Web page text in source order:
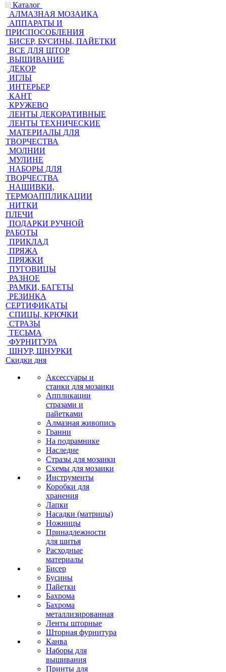
Каталог
АЛМАЗНАЯ МОЗАИКА
АППАРАТЫ И
ПРИСПОСОБЛЕНИЯ
БИСЕР, БУСИНЫ, ПАЙЕТКИ
ВСЕ ДЛЯ ШТОР
ВЫШИВАНИЕ
ДЕКОР
ИГЛЫ
ИНТЕРЬЕР
КАНТ
КРУЖЕВО
ЛЕНТЫ ДЕКОРАТИВНЫЕ
ЛЕНТЫ ТЕХНИЧЕСКИЕ
МАТЕРИАЛЫ ДЛЯ
ТВОРЧЕСТВА
МОЛНИИ
МУЛИНЕ
НАБОРЫ ДЛЯ
ТВОРЧЕСТВА
НАШИВКИ,
ТЕРМОАППЛИКАЦИИ
НИТКИ
ПЛЕЧИ
ПОДАРКИ РУЧНОЙ
РАБОТЫ
ПРИКЛАД
ПРЯЖА
ПРЯЖКИ
ПУГОВИЦЫ
РАЗНОЕ
РАМКИ, БАГЕТЫ
РЕЗИНКА
СЕРТИФИКАТЫ
СПИЦЫ, КРЮЧКИ
СТРАЗЫ
ТЕСЬМА
ФУРНИТУРА
ШНУР, ШНУРКИ
Скидки дня
Аксессуары и
станки для мозаики
Аппликации
стразами и
пайетками
Алмазная живопись
Гранни
На подрамнике
Наследие
Стразы для мозаики
Схемы для мозаики
Инструменты
Коробки для
хранения
Лапки
Насадки (матрицы)
Ножницы
Принадлежности
для шитья
Расходные
материалы
Бисер
Бусины
Пайетки
Бахрома
Бахрома
металлизированная
Ленты шторные
Шторная фурнитура
Канва
Наборы для
вышивания
Принты для